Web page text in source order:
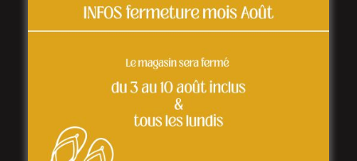
Médiateur de la consommation : Médiateur du
Rue de Lourmel 75015 Paris
www.mcca-mediation.fr
Découvrir le magasin